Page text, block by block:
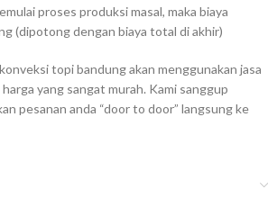
proses produksi masal, maka biaya
(dipotong dengan biaya total di akhir)
topi bandung akan menggunakan jasa
yang sangat murah. Kami sanggup
pesanan anda “door to door” langsung ke